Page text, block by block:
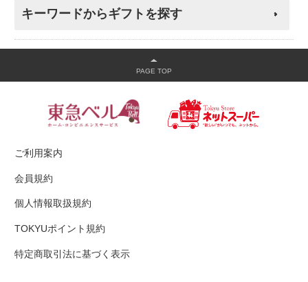
キーワードからギフトを探す
ご利用案内
会員規約
個人情報取扱規約
TOKYUポイント規約
特定商取引法に基づく表示